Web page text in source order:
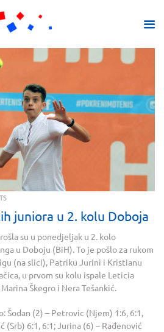
juniora u 2. kolu Doboja
su u ponedjeljak u 2. kolo
u Doboju (BiH). To je pošlo za rukom
(na slici), Patriku Jurini i Kristianu
u prvom su kolu ispale Leticia
Škegro i Nera Tešankić.
Šodan (2) – Petrovic (Njem) 1:6, 6:1,
6:1, 6:1; Jurina (6) – Rađenović